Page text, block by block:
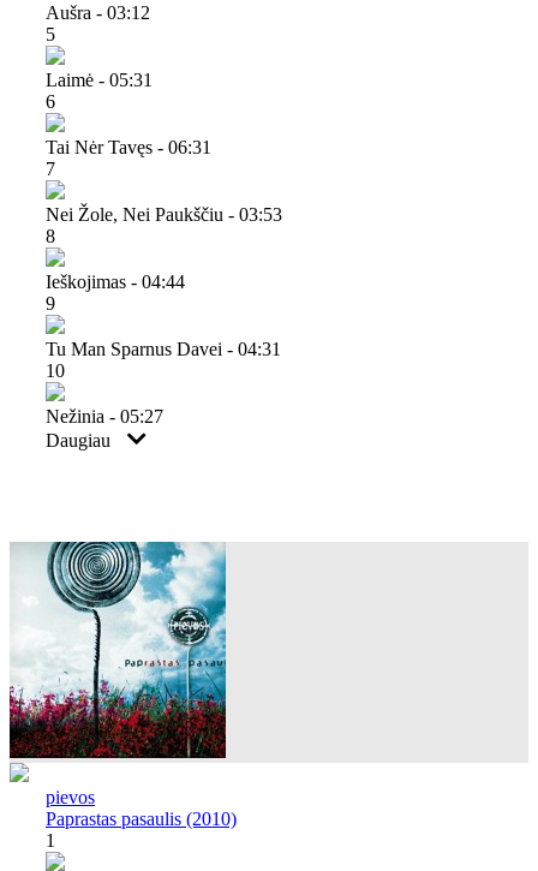
Aušra - 03:12
5
Laimė - 05:31
6
Tai Nėr Tavęs - 06:31
7
Nei Žole, Nei Paukščiu - 03:53
8
Ieškojimas - 04:44
9
Tu Man Sparnus Davei - 04:31
10
Nežinia - 05:27
Daugiau
pievos
Paprastas pasaulis (2010)
1